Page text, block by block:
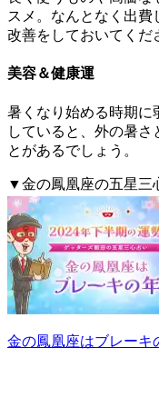
スメ。なんとなく出
改善をしておいてくだ
美容＆健康運
暑くなり始める時期に
していると、外の暑さ
とがあるでしょう。
▼金の鳳凰座の五星三
ちら。
金の鳳凰座はブレーキ